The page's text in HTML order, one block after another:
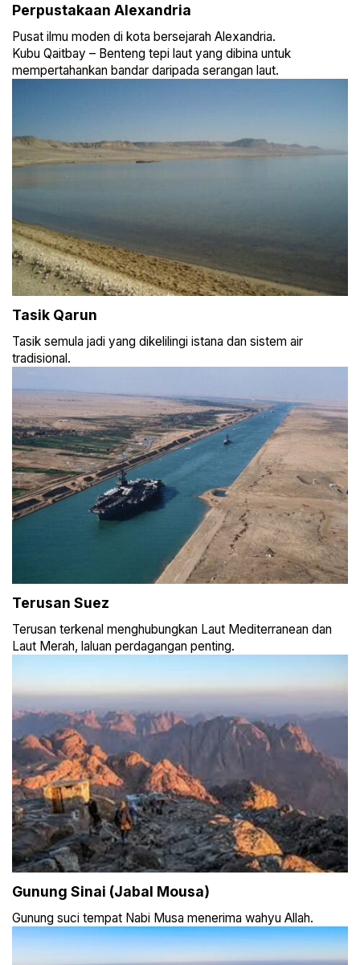
Perpustakaan Alexandria
Pusat ilmu moden di kota bersejarah Alexandria.
Kubu Qaitbay – Benteng tepi laut yang dibina untuk
mempertahankan bandar daripada serangan laut.
Tasik Qarun
Tasik semula jadi yang dikelilingi istana dan sistem air
tradisional.
Terusan Suez
Terusan terkenal menghubungkan Laut Mediterranean dan
Laut Merah, laluan perdagangan penting.
Gunung Sinai (Jabal Mousa)
Gunung suci tempat Nabi Musa menerima wahyu Allah.